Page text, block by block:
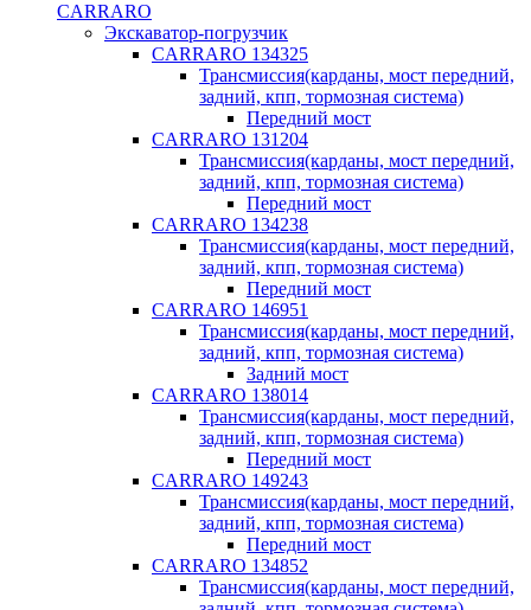
CARRARO
Экскаватор-погрузчик
CARRARO 134325
Трансмиссия(карданы, мост передний,
задний, кпп, тормозная система)
Передний мост
CARRARO 131204
Трансмиссия(карданы, мост передний,
задний, кпп, тормозная система)
Передний мост
CARRARO 134238
Трансмиссия(карданы, мост передний,
задний, кпп, тормозная система)
Передний мост
CARRARO 146951
Трансмиссия(карданы, мост передний,
задний, кпп, тормозная система)
Задний мост
CARRARO 138014
Трансмиссия(карданы, мост передний,
задний, кпп, тормозная система)
Передний мост
CARRARO 149243
Трансмиссия(карданы, мост передний,
задний, кпп, тормозная система)
Передний мост
CARRARO 134852
Трансмиссия(карданы, мост передний,